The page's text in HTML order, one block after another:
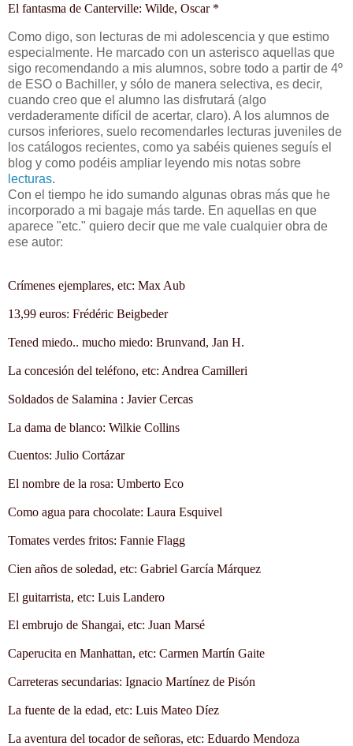
El fantasma de Canterville: Wilde, Oscar *
Como digo, son lecturas de mi adolescencia y que estimo
especialmente. He marcado con un asterisco aquellas que
sigo recomendando a mis alumnos, sobre todo a partir de 4º
de ESO o Bachiller, y sólo de manera selectiva, es decir,
cuando creo que el alumno las disfrutará (algo
verdaderamente difícil de acertar, claro). A los alumnos de
cursos inferiores, suelo recomendarles lecturas juveniles de
los catálogos recientes, como ya sabéis quienes seguís el
blog y como podéis ampliar leyendo mis notas sobre
lecturas.
Con el tiempo he ido sumando algunas obras más que he
incorporado a mi bagaje más tarde. En aquellas en que
aparece "etc." quiero decir que me vale cualquier obra de
ese autor:
Crímenes ejemplares, etc: Max Aub
13,99 euros: Frédéric Beigbeder
Tened miedo.. mucho miedo: Brunvand, Jan H.
La concesión del teléfono, etc: Andrea Camilleri
Soldados de Salamina : Javier Cercas
La dama de blanco: Wilkie Collins
Cuentos: Julio Cortázar
El nombre de la rosa: Umberto Eco
Como agua para chocolate: Laura Esquivel
Tomates verdes fritos: Fannie Flagg
Cien años de soledad, etc: Gabriel García Márquez
El guitarrista, etc: Luis Landero
El embrujo de Shangai, etc: Juan Marsé
Caperucita en Manhattan, etc: Carmen Martín Gaite
Carreteras secundarias: Ignacio Martínez de Pisón
La fuente de la edad, etc: Luis Mateo Díez
La aventura del tocador de señoras, etc: Eduardo Mendoza